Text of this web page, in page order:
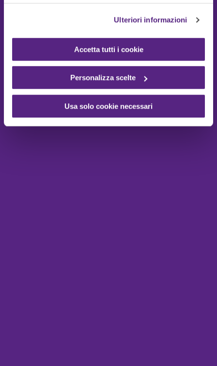
Ulteriori informazioni
Accetta tutti i cookie
Personalizza scelte
Usa solo cookie necessari